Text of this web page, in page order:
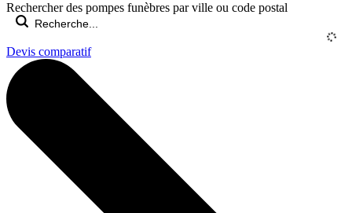
Rechercher des pompes funèbres par ville ou code postal
Devis comparatif